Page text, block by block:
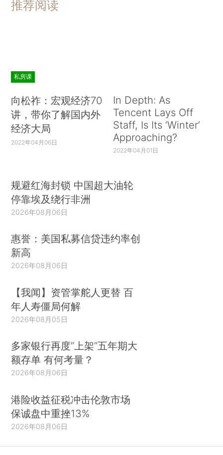
推荐阅读
私房课
向松祚：宏观经济70
讲，带你了解国内外
经济大局
2022年04月06日
In Depth: As
Tencent Lays Off
Staff, Is Its ‘Winter’
Approaching?
2022年04月01日
规避红海封锁 中国超大油轮
停靠埃及绕行非洲
2026年08月06日
惠誉：美国私募信贷违约率创
新高
2026年08月06日
【我闻】资管掌舵人更替 百
年人寿僵局何解
2026年08月05日
多家银行再度“上架”五年期大
额存单 有何考量？
2026年08月06日
港险收益征税冲击伦敦市场
保诚盘中重挫13%
2026年08月06日